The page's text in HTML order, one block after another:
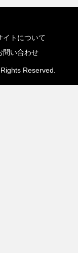
イトについて
問い合わせ
Reserved.